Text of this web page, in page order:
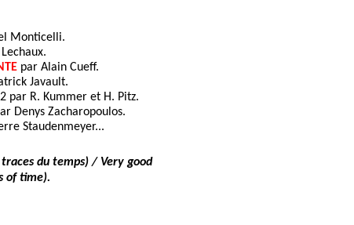
Monticelli.
par Alain Cueff.
Javault.
par R. Kummer et H. Pitz.
Denys Zacharopoulos.
Staudenmeyer...
du temps) / Very good
of time).